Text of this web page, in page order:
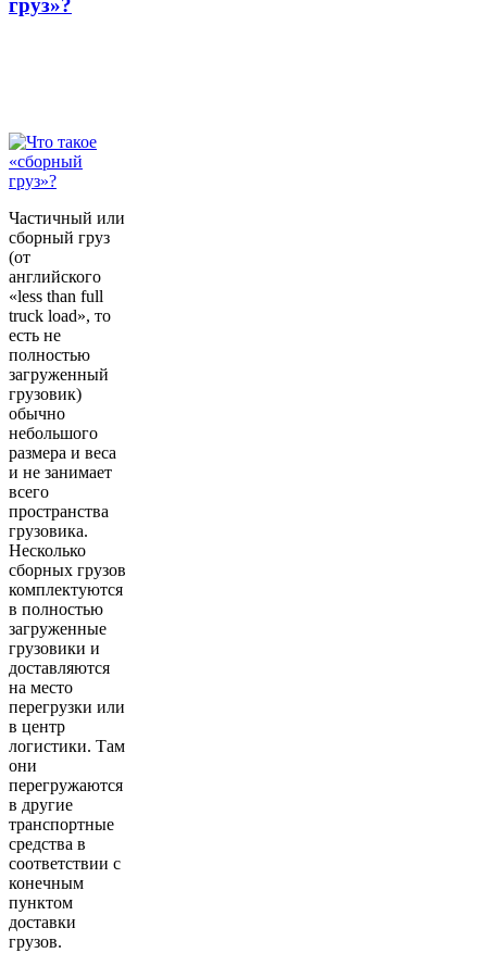
Частичный или
сборный груз
(от
английского
«less than full
truck load», то
есть не
полностью
загруженный
грузовик)
обычно
небольшого
размера и веса
и не занимает
всего
пространства
грузовика.
Несколько
сборных грузов
комплектуются
в полностью
загруженные
грузовики и
доставляются
на место
перегрузки или
в центр
логистики. Там
они
перегружаются
в другие
транспортные
средства в
соответствии с
конечным
пунктом
доставки
грузов.